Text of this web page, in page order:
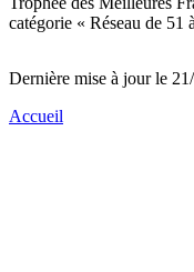
catégorie « Réseau de 51
Dernière mise à jour le
Accueil